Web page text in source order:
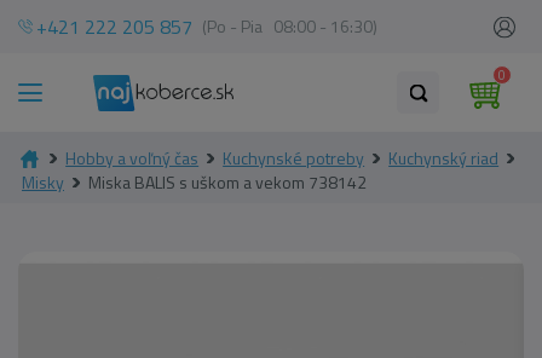
+421 222 205 857 (Po - Pia 08:00 - 16:30)
0
Hobby a voľný čas Kuchynské potreby
Kuchynský riad
Misky
Miska BALIS s uškom a vekom 738142